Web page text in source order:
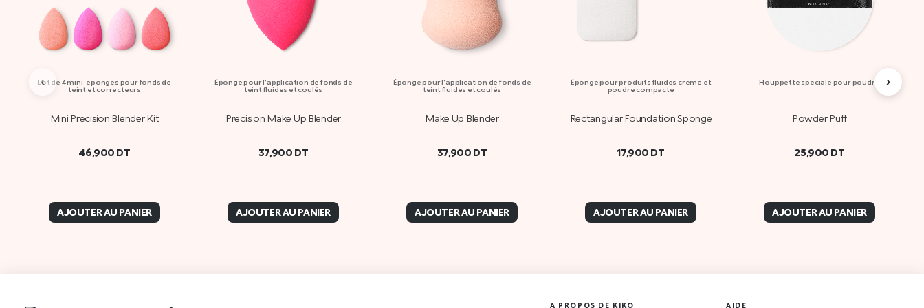
Lot de 4 mini-éponges pour fonds de
teint et correcteurs
Mini Precision Blender Kit
46,900 DT
AJOUTER AU PANIER
Éponge pour l'application de fonds de
teint fluides et coulés
Precision Make Up Blender
37,900 DT
AJOUTER AU PANIER
Éponge pour l'application de fonds de
teint fluides et coulés
Make Up Blender
37,900 DT
AJOUTER AU PANIER
Éponge pour produits fluides crème et
poudre compacte
Rectangular Foundation Sponge
17,900 DT
AJOUTER AU PANIER
Houppette spéciale pour poudre
Powder Puff
25,900 DT
AJOUTER AU PANIER
‹ ›
A PROPOS DE KIKO AIDE